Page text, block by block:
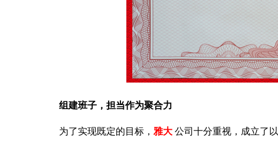
组建班子，担当作为聚合力
为了实现既定的目标， 雅大 公司十分重视，成立了